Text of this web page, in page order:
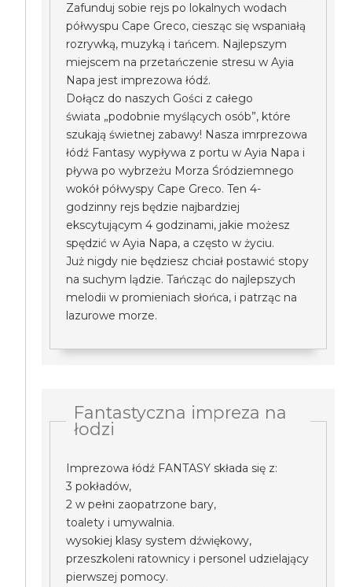
Zafunduj sobie rejs po lokalnych wodach
półwyspu Cape Greco, ciesząc się wspaniałą
rozrywką, muzyką i tańcem. Najlepszym
miejscem na przetańczenie stresu w Ayia
Napa jest imprezowa łódź.
Dołącz do naszych Gości z całego
świata „podobnie myślących osób”, które
szukają świetnej zabawy! Nasza imrprezowa
łódź Fantasy wypływa z portu w Ayia Napa i
pływa po wybrzeżu Morza Śródziemnego
wokół półwyspy Cape Greco. Ten 4-
godzinny rejs będzie najbardziej
ekscytującym 4 godzinami, jakie możesz
spędzić w Ayia Napa, a często w życiu.
Już nigdy nie będziesz chciał postawić stopy
na suchym lądzie. Tańcząc do najlepszych
melodii w promieniach słońca, i patrząc na
lazurowe morze.
Fantastyczna impreza na
łodzi
Imprezowa łódź FANTASY składa się z:
3 pokładów,
2 w pełni zaopatrzone bary,
toalety i umywalnia.
wysokiej klasy system dźwiękowy,
przeszkoleni ratownicy i personel udzielający
pierwszej pomocy.